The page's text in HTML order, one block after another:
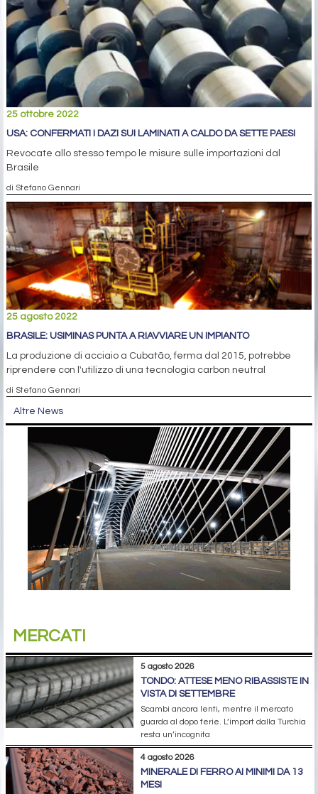
25 ottobre 2022
USA: CONFERMATI I DAZI SUI LAMINATI A CALDO DA SETTE PAESI
Revocate allo stesso tempo le misure sulle importazioni dal
Brasile
di Stefano Gennari
25 agosto 2022
BRASILE: USIMINAS PUNTA A RIAVVIARE UN IMPIANTO
La produzione di acciaio a Cubatão, ferma dal 2015, potrebbe
riprendere con l'utilizzo di una tecnologia carbon neutral
di Stefano Gennari
Altre News
MERCATI
5 agosto 2026
TONDO: ATTESE MENO RIBASSISTE IN
VISTA DI SETTEMBRE
Scambi ancora lenti, mentre il mercato
guarda al dopo ferie. L’import dalla Turchia
resta un’incognita
4 agosto 2026
MINERALE DI FERRO AI MINIMI DA 13
MESI